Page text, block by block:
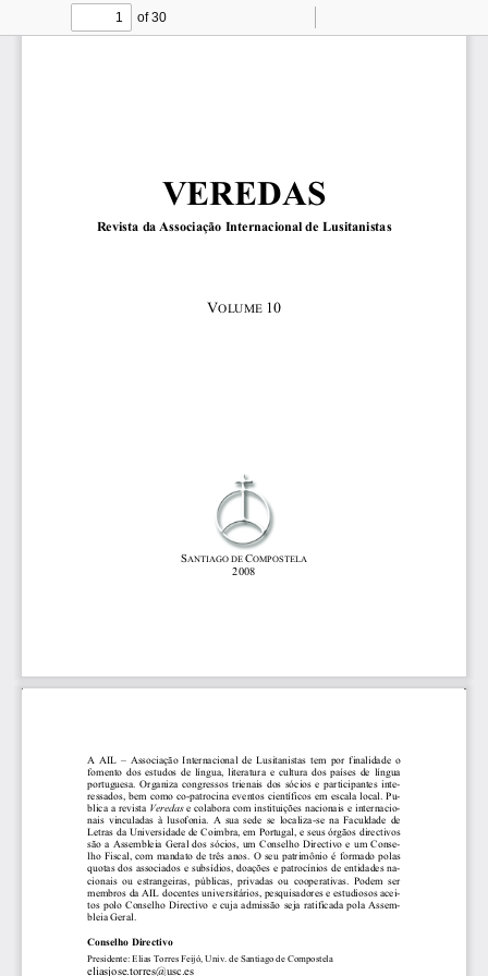
Find
of 30
Zoom
VEREDAS
Revista da Associação Internacional de Lusitanistas
VOLUME 10
SANTIAGO DE COMPOSTELA
2008
A  AIL  –  Associação  Internacional  de  Lusitanistas  tem  por  finalidade  o
fomento  dos  estudos  de  língua,  literatura  e  cultura  dos  países  de  língua
portuguesa.  Organiza  congressos  trienais  dos  sócios  e  participantes  inte-
ressados, bem como co-patrocina eventos científicos em escala local. Pu-
blica a revista Veredas e colabora com instituições nacionais e internacio-
nais  vinculadas  à  lusofonia.  A  sua  sede  se  localiza-se  na  Faculdade  de
Letras da Universidade de Coimbra, em Portugal, e seus órgãos directivos
são  a  Assembleia  Geral  dos  sócios,  um  Conselho  Directivo  e  um  Conse-
lho  Fiscal,  com  mandato  de  três  anos.  O  seu  patrimônio  é  formado  polas
quotas dos associados e subsídios, doações e patrocínios de entidades na-
cionais  ou  estrangeiras,  públicas,  privadas  ou  cooperativas.  Podem  ser
membros da AIL docentes universitários, pesquisadores e estudiosos acei-
tos  polo  Conselho  Directivo  e  cuja  admissão  seja  ratificada  pola  Assem-
bleia Geral.
Conselho Directivo
Presidente: Elias Torres Feijó, Univ. de Santiago de Compostela
eliasjose.torres@usc.es